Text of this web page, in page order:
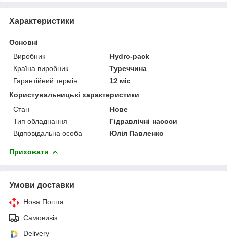
Характеристики
Основні
Виробник
Hydro-pack
Країна виробник
Туреччина
Гарантійний термін
12 міс
Користувальницькі характеристики
Стан
Нове
Тип обладнання
Гідравлічні насоси
Відповідальна особа
Юлія Павленко
Приховати
Умови доставки
Нова Пошта
Самовивіз
Delivery